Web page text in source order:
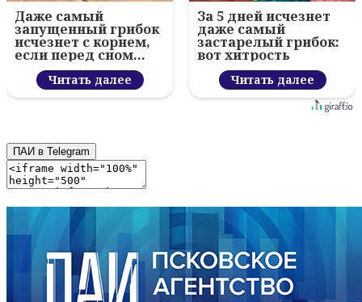
Даже самый
запущенный грибок
исчезнет с корнем,
если перед сном…
Читать далее
За 5 дней исчезнет
даже самый
застарелый грибок:
вот хитрость
Читать далее
ПАИ в Telegram